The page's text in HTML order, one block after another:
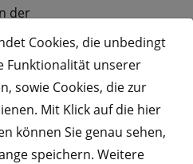
der
und die
der Stroke Unit erhöhen.
Cookies, die unbedingt
Funktionalität unserer
sowie Cookies, die zur
Mit Klick auf die hier
können Sie genau sehen,
speichern. Weitere